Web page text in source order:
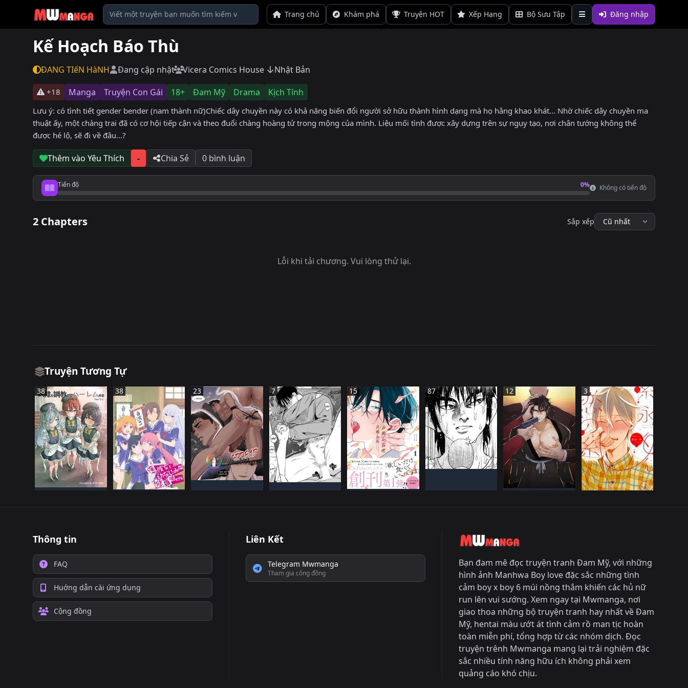
Trang chủ Khám phá Truyện HOT Xếp Hạng Bộ Sưu Tập Đăng nhập
Kế Hoạch Báo Thù
ĐANG TIếN HàNH Đang cập nhật Vicera Comics House Nhật Bản
+18 Manga Truyện Con Gái 18+ Đam Mỹ Drama Kịch Tính
Lưu ý: có tình tiết gender bender (nam thành nữ)Chiếc dây chuyền này có khả năng biến đổi người sở hữu thành hình dạng mà họ hằng khao khát... Nhờ chiếc dây chuyền ma
thuật ấy, một chàng trai đã có cơ hội tiếp cận và theo đuổi chàng hoàng tử trong mộng của mình. Liệu mối tình được xây dựng trên sự ngụy tạo, nơi chân tướng không thể
được hé lộ, sẽ đi về đâu...?
Thêm vào Yêu Thích - Chia Sẻ 0 bình luận
Tiến độ 0%
Tiến độ đọc
Không có tiến độ
2 Chapters Sắp xếp
Lỗi khi tải chương. Vui lòng thử lại.
Truyện Tương Tự
38
NHậT BảN
ĐANG TIếN HàNH
38
NHậT BảN
ĐANG TIếN HàNH
23
NHậT BảN
ĐANG TIếN HàNH
7
NHậT BảN
ĐANG TIếN HàNH
15
NHậT BảN
Đã HOàN THàNH
87
NHậT BảN
ĐANG TIếN HàNH
12
NHậT BảN
ĐANG TIếN HàNH
3
NHậT BảN
ĐANG TIếN HàNH
Thông tin
FAQ
Huớng dẫn cài ứng dụng
Cộng đồng
Liên Kết
Telegram Mwmanga
Tham gia cộng đồng
Bạn đam mê đọc truyện tranh Đam Mỹ, với những
hình ảnh Manhwa Boy love đặc sắc những tình
cảm boy x boy 6 múi nồng thắm khiến các hủ nữ
run lên vui sướng. Xem ngay tại Mwmanga, nơi
giao thoa những bộ truyện tranh hay nhất về Đam
Mỹ, hentai màu ướt át tình cảm rồ man tịc hoàn
toàn miễn phí, tổng hợp từ các nhóm dịch. Đọc
truyện trênh Mwmanga mang lại trải nghiệm đặc
sắc nhiều tính năng hữu ích không phải xem
quảng cáo khó chịu.